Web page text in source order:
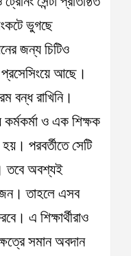
ভুগছে
জন্য চিটিও
প্রসেসিংয়ে আছে।
বন্ধ রাখিনি।
ও এক শিক্ষক
পরবর্তীতে সেটি
তবে অবশ্যই
তাহলে এসব
এ শিক্ষার্থীরাও
সমান অবদান